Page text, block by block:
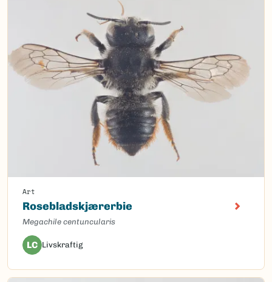
Art
Rosebladskjærerbie
Megachile centuncularis
LC Livskraftig